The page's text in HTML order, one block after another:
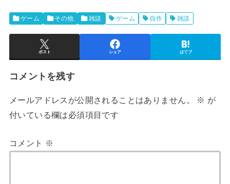
ゲーム その他 雑談 ゲーム 自作 雑談
ポスト シェア はてブ
コメントを残す
メールアドレスが公開されることはありません。 ※ が
付いている欄は必須項目です
コメント ※